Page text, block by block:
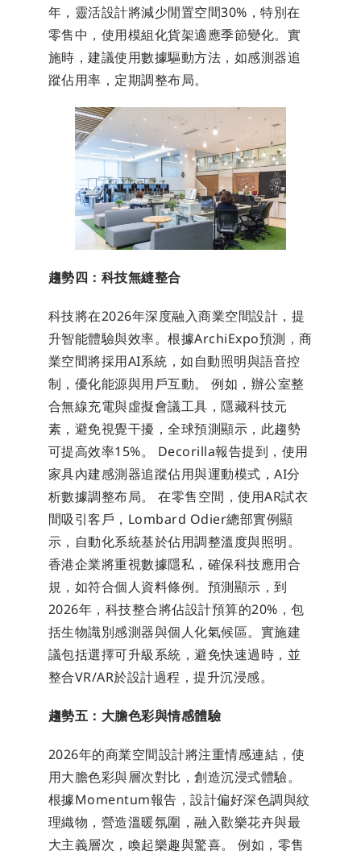
年，靈活設計將減少閒置空間30%，特別在
零售中，使用模組化貨架適應季節變化。實
施時，建議使用數據驅動方法，如感測器追
蹤佔用率，定期調整布局。
趨勢四：科技無縫整合
科技將在2026年深度融入商業空間設計，提
升智能體驗與效率。根據ArchiExpo預測，商
業空間將採用AI系統，如自動照明與語音控
制，優化能源與用戶互動。 例如，辦公室整
合無線充電與虛擬會議工具，隱藏科技元
素，避免視覺干擾，全球預測顯示，此趨勢
可提高效率15%。 Decorilla報告提到，使用
家具內建感測器追蹤佔用與運動模式，AI分
析數據調整布局。 在零售空間，使用AR試衣
間吸引客戶，Lombard Odier總部實例顯
示，自動化系統基於佔用調整溫度與照明。
香港企業將重視數據隱私，確保科技應用合
規，如符合個人資料條例。預測顯示，到
2026年，科技整合將佔設計預算的20%，包
括生物識別感測器與個人化氣候區。實施建
議包括選擇可升級系統，避免快速過時，並
整合VR/AR於設計過程，提升沉浸感。
趨勢五：大膽色彩與情感體驗
2026年的商業空間設計將注重情感連結，使
用大膽色彩與層次對比，創造沉浸式體驗。
根據Momentum報告，設計偏好深色調與紋
理織物，營造溫暖氛圍，融入歡樂花卉與最
大主義層次，喚起樂趣與驚喜。 例如，零售